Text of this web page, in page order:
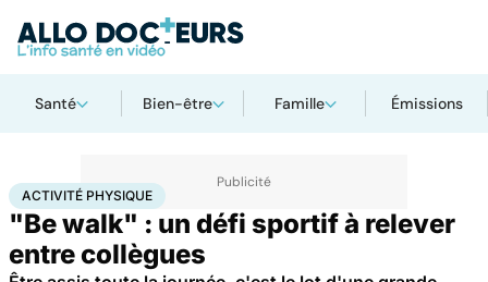
Santé Bien-être Famille Émissions
AccueilBien-êtreSport santé Activité physique
ACTIVITÉ PHYSIQUE
"Be walk" : un défi sportif à relever
entre collègues